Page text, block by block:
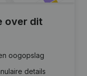
over dit
oogopslag
details